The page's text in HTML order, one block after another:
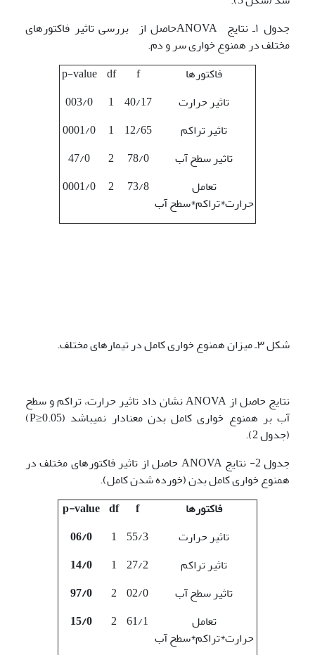
جدول ۱ـ نتایج ANOVAحاصل از بررسی تاثیر فاکتورهای
مختلف در همنوع خواری سر و دم.
p-value df f
فاکتورها
003/0
1 40/17
تاثیر حرارت
0001/0
1 12/65
تاثیر تراکم
47/0
2 78/0
تاثیر سطح آب
0001/0 2 73/8
تعامل
حرارت*تراکم*سطح آب
شکل ۳ـ میزان همنوع خواری کامل در تیمارهای مختلف.
نتایج حاصل از ANOVA نشان داد تاثیر حرارت، تراکم و سطح
آب بر همنوع خواری کامل بدن معنادار نمی­باشد (P≥0.05)
(جدول 2).
جدول 2- نتایج ANOVA حاصل از تاثیر فاکتورهای مختلف در
همنوع خواری کامل بدن (خورده شدن کامل).
p-value df f
فاکتورها
06/0
1 55/3
تاثیر حرارت
14/0
1 27/2
تاثیر تراکم
97/0
2 02/0
تاثیر سطح آب
15/0
2 61/1
تعامل
حرارت*تراکم*سطح آب